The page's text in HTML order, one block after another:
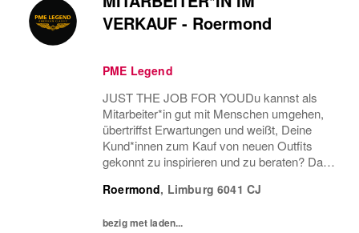
VERKAUF - Roermond
PME Legend
JUST THE JOB FOR YOUDu kannst als
Mitarbeiter*in gut mit Menschen umgehen,
übertriffst Erwartungen und weißt, Deine
Kund*innen zum Kauf von neuen Outfits
gekonnt zu inspirieren und zu beraten? Dann
Roermond, Limburg 6041 CJ
bezig met laden...